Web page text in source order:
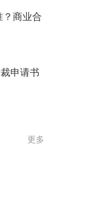
？商业合
申请书
更多